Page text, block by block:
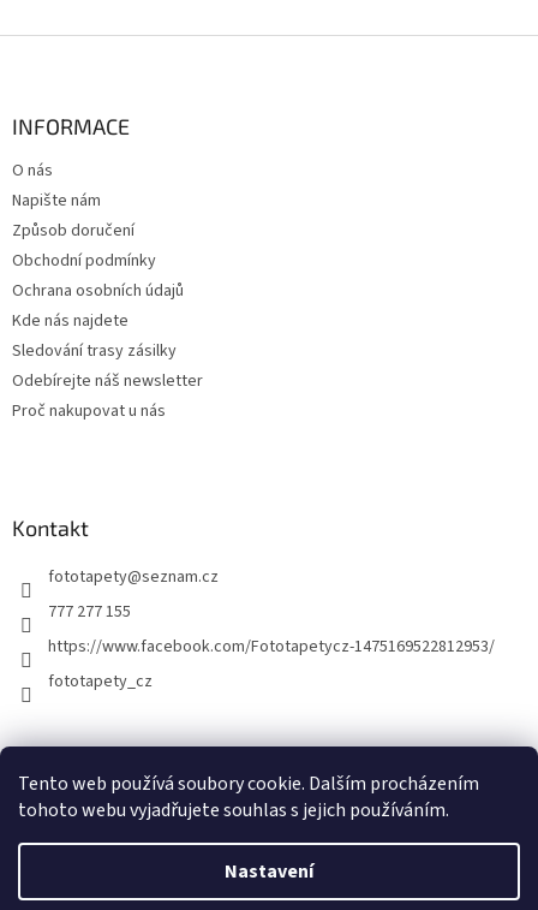
Tento web používá soubory cookie. Dalším procházením
tohoto webu vyjadřujete souhlas s jejich používáním.
Nastavení
INFORMACE
O nás
Napište nám
Způsob doručení
Obchodní podmínky
Ochrana osobních údajů
Kde nás najdete
Sledování trasy zásilky
Odebírejte náš newsletter
Proč nakupovat u nás
Kontakt
fototapety@seznam.cz
777 277 155
https://www.facebook.com/Fototapetycz-1475169522812953/
fototapety_cz
Vytvořil Shoptet